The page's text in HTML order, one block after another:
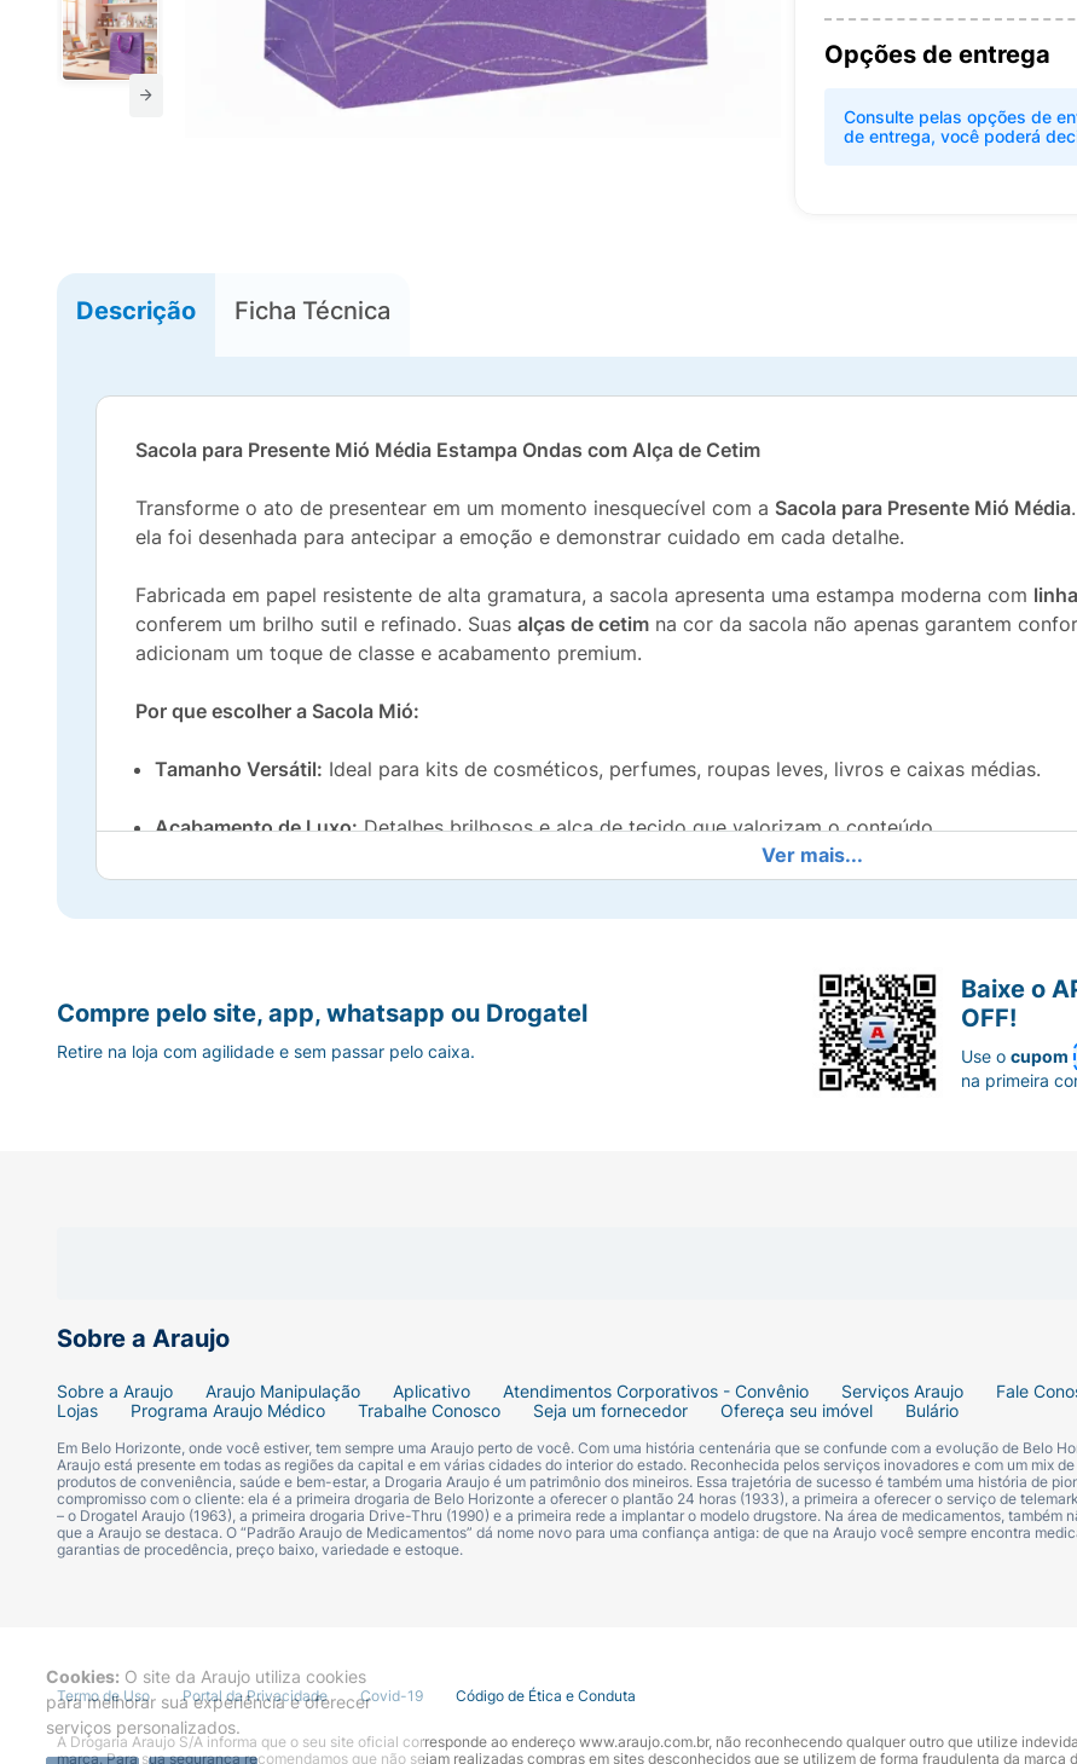
Cookies: O site da Araujo utiliza cookies
para melhorar sua experiência e oferecer
serviços personalizados.
Opções de entrega
Consulte pelas opções de
de entrega, você poderá
Descrição Ficha Técnica
Sacola para Presente Mió Média Estampa Ondas com Alça de Cetim
Transforme o ato de presentear em um momento inesquecível com a Sacola para Presente Mió Média
ela foi desenhada para antecipar a emoção e demonstrar cuidado em cada detalhe.
Fabricada em papel resistente de alta gramatura, a sacola apresenta uma estampa moderna com
conferem um brilho sutil e refinado. Suas alças de cetim na cor da sacola não apenas garantem
adicionam um toque de classe e acabamento premium.
Por que escolher a Sacola Mió:
Tamanho Versátil: Ideal para kits de cosméticos, perfumes, roupas leves, livros e caixas médias.
Acabamento de Luxo:Detalhes brilhosos e alça de tecido que valorizam o conteúdo.
Resistência:Estrutura firme que protege o presente.
Especificações: Tamanho Médio. Contém 1 unidade. Alça de Cetim.
Ver mais...
Sobre a Araujo
Sobre a Araujo Araujo Manipulação Aplicativo Atendimentos Corporativos - Convênio Serviços Araujo
Fale
Lojas
Programa Araujo Médico Trabalhe Conosco Seja um fornecedor Ofereça seu imóvel Bulário
Em Belo Horizonte, onde você estiver, tem sempre uma Araujo perto de você. Com uma história centenária que se confunde com a evolução de Belo
Araujo está presente em todas as regiões da capital e em várias cidades do interior do estado. Reconhecida pelos serviços inovadores e com um mix
produtos de conveniência, saúde e bem-estar, a Drogaria Araujo é um patrimônio dos mineiros. Essa trajetória de sucesso é também uma história de
compromisso com o cliente: ela é a primeira drogaria de Belo Horizonte a oferecer o plantão 24 horas (1933), a primeira a oferecer o serviço de
– o Drogatel Araujo (1963), a primeira drogaria Drive-Thru (1990) e a primeira rede a implantar o modelo drugstore. Na área de medicamentos, também
que a Araujo se destaca. O “Padrão Araujo de Medicamentos” dá nome novo para uma confiança antiga: de que na Araujo você sempre encontra
garantias de procedência, preço baixo, variedade e estoque.
Compre pelo site, app, whatsapp ou Drogatel
Retire na loja com agilidade e sem passar pelo caixa.
Baixe o
OFF!
Use ocupom
na primeira
Termo de Uso Portal da Privacidade Covid-19 Código de Ética e Conduta
A Drogaria Araujo S/A informa que o seu site oficial corresponde ao endereço www.araujo.com.br, não reconhecendo qualquer outro que utilize
marca. Para sua segurança recomendamos que não sejam realizadas compras em sites desconhecidos que se utilizem de forma fraudulenta da marca